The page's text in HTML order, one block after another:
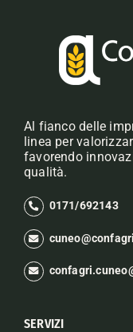
Al fianco delle
linea per
favorendo
qualità.
0171/692143
SERVIZI